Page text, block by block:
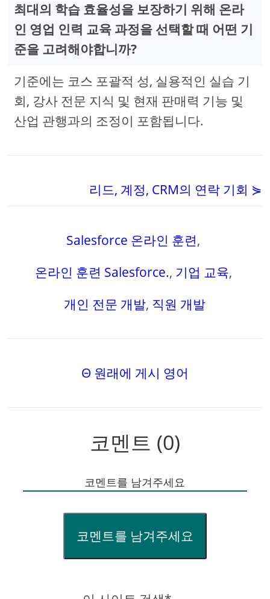
최대의 학습 효율성을 보장하기 위해 온라
인 영업 인력 교육 과정을 선택할 때 어떤 기
준을 고려해야합니까?
기준에는 코스 포괄적 성, 실용적인 실습 기
회, 강사 전문 지식 및 현재 판매력 기능 및
산업 관행과의 조정이 포함됩니다.
리드, 계정, CRM의 연락 기회 ⋟
Salesforce 온라인 훈련,
온라인 훈련 Salesforce., 기업 교육,
개인 전문 개발, 직원 개발
Θ 원래에 게시 영어
코멘트 (0)
코멘트를 남겨주세요
코멘트를 남겨주세요